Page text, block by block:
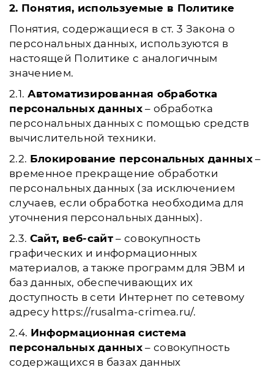
2. Понятия, используемые в Политике
Понятия, содержащиеся в ст. 3 Закона о
персональных данных, используются в
настоящей Политике с аналогичным
значением.
2.1. Автоматизированная обработка
персональных данных – обработка
персональных данных с помощью средств
вычислительной техники.
2.2. Блокирование персональных данных–
временное прекращение обработки
персональных данных (за исключением
случаев, если обработка необходима для
уточнения персональных данных).
2.3. Сайт, веб-сайт – совокупность
графических и информационных
материалов, а также программ для ЭВМ и
баз данных, обеспечивающих их
доступность в сети Интернет по сетевому
адресу https://rusalma-crimea.ru/.
2.4. Информационная система
персональных данных – совокупность
содержащихся в базах данных